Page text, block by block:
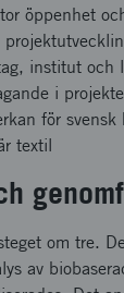
öppenhet
institut och
i
för
textil
om tre.
av